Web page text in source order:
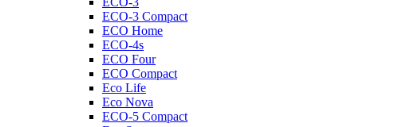
ECO-3 Compact
ECO Home
ECO-4s
ECO Four
ECO Compact
Eco Life
Eco Nova
ECO-5 Compact